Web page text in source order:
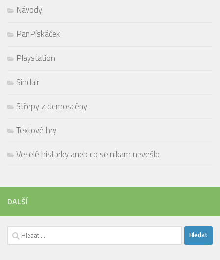
Návody
PanPískáček
Playstation
Sinclair
Střepy z demoscény
Textové hry
Veselé historky aneb co se nikam nevešlo
DALŠÍ
Vyhledávání